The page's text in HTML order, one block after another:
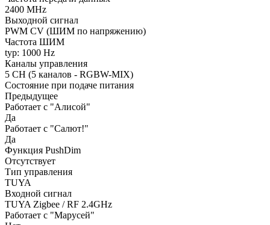
2400 MHz
Выходной сигнал
PWM СV (ШИМ по напряжению)
Частота ШИМ
typ: 1000 Hz
Каналы управления
5 CH (5 каналов - RGBW-MIX)
Состояние при подаче питания
Предыдущее
Работает с "Алисой"
Да
Работает с "Салют!"
Да
Функция PushDim
Отсутствует
Тип управления
TUYA
Входной сигнал
TUYA Zigbee / RF 2.4GHz
Работает с "Марусей"